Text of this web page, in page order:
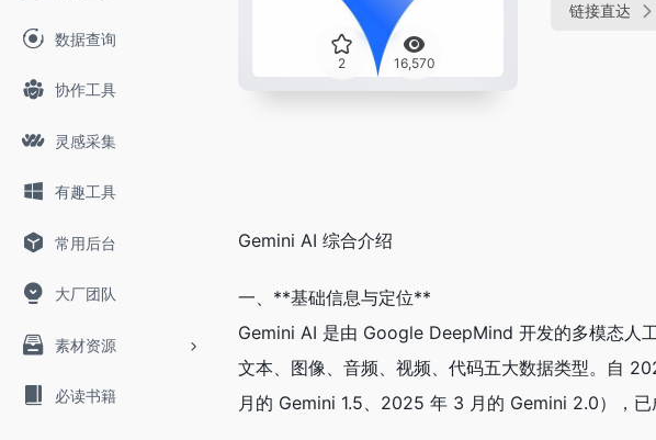
数据查询
协作工具
灵感采集
有趣工具
常用后台
大厂团队
素材资源
必读书籍
2 16,570
链接直达
Gemini AI 综合介绍
一、**基础信息与定位**
Gemini AI 是由 Google DeepMind 开发的多模态人
文本、图像、音频、视频、代码五大数据类型。自
月的 Gemini 1.5、2025 年 3 月的 Gemini 2.0），已